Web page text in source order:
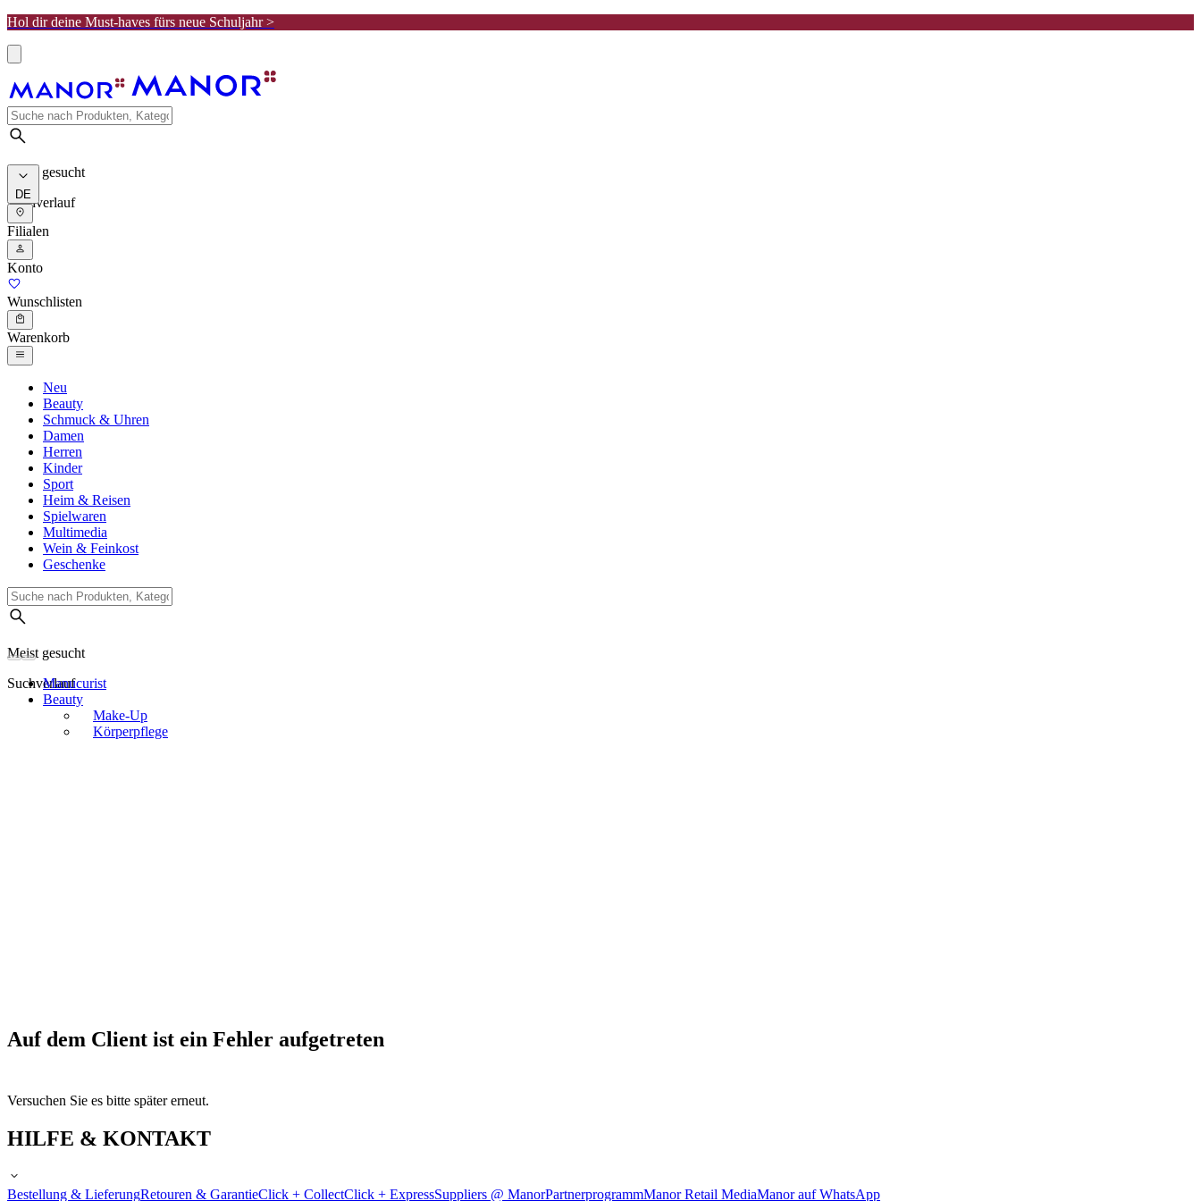
Hol dir deine Must-haves fürs neue Schuljahr >
Meist gesucht
Suchverlauf
DE
Filialen
Konto
Wunschlisten
Warenkorb
Neu
Beauty
Schmuck & Uhren
Damen
Herren
Kinder
Sport
Heim & Reisen
Spielwaren
Multimedia
Wein & Feinkost
Geschenke
Meist gesucht
SuchverlaufManucurist
Beauty
Make-Up
Körperpflege
Auf dem Client ist ein Fehler aufgetreten
Versuchen Sie es bitte später erneut.
HILFE & KONTAKT
Bestellung & LieferungRetouren & GarantieClick + CollectClick + ExpressSuppliers @ ManorPartnerprogrammManor Retail MediaManor auf WhatsApp